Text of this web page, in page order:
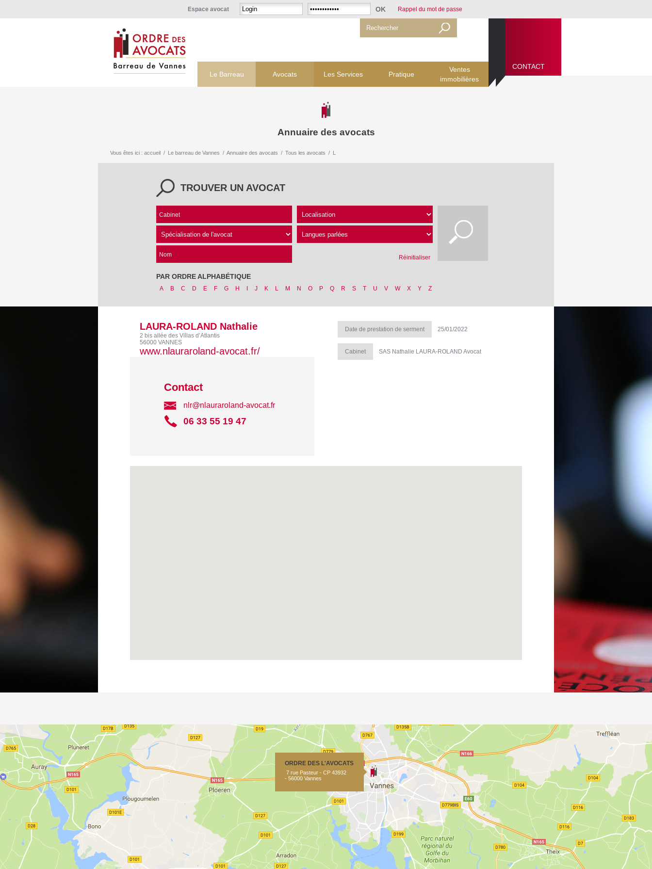
CONTACT
Espace avocat Rappel du mot de passe
Le Barreau Avocats Les Services Pratique
Ventes
immobilières
CONTACT
Vous êtes ici : accueil / Le barreau de Vannes / Annuaire des avocats / Tous les avocats / L
TROUVER UN AVOCAT
Cabinet
Nom Réinitialiser
PAR ORDRE ALPHABÉTIQUE
A B C D E F G H J K L M N O P Q R S T U V W X Y Z
Annuaire des avocats
LAURA-ROLAND Nathalie
2 bis allée des Villas d’Atlantis
56000 VANNES
www.nlauraroland-avocat.fr/
Contact
nlr@nlauraroland-avocat.fr
06 33 55 19 47
Date de prestation de serment 25/01/2022
Cabinet SAS Nathalie LAURA-ROLAND Avocat
ORDRE DES L'AVOCATS
7 rue Pasteur - CP 43932
- 56000 Vannes